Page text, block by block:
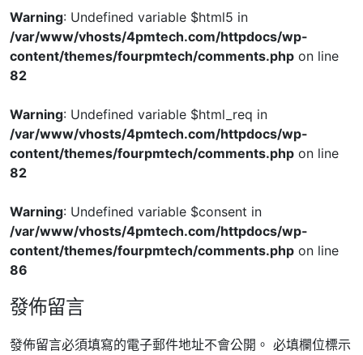
Warning: Undefined variable $html5 in
/var/www/vhosts/4pmtech.com/httpdocs/wp-
content/themes/fourpmtech/comments.php on line
82
Warning: Undefined variable $html_req in
/var/www/vhosts/4pmtech.com/httpdocs/wp-
content/themes/fourpmtech/comments.php on line
82
Warning: Undefined variable $consent in
/var/www/vhosts/4pmtech.com/httpdocs/wp-
content/themes/fourpmtech/comments.php on line
86
發佈留言
發佈留言必須填寫的電子郵件地址不會公開。 必填欄位標示